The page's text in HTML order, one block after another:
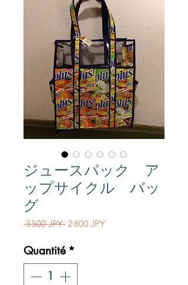
ジュースパック ア
ップサイクル バッ
グ
3 500 JPY Prix original
2 800 JPYPrix promotionnel
Quantité *